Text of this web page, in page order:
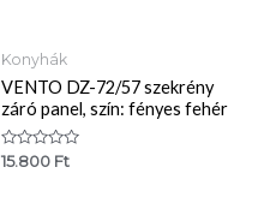
Konyhák
VENTO DZ-72/57 szekrény
záró panel, szín: fényes fehér
Értékelés:
15.800 Ft